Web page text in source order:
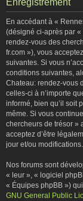
Enregistrement
En accédant à «
(désigné ci-après par
rendez-vous des
fr.com »), vous
suivantes. Si vous
conditions suivantes,
Chateau: rendez-vous
celles-ci à n’importe
informé, bien qu’il soit
même. Si vous
chercheurs de trésor »
acceptez d’être
jour et/ou modifications.
Nos forums sont
« leur », « logiciel
« Équipes phpBB »)
GNU General Public